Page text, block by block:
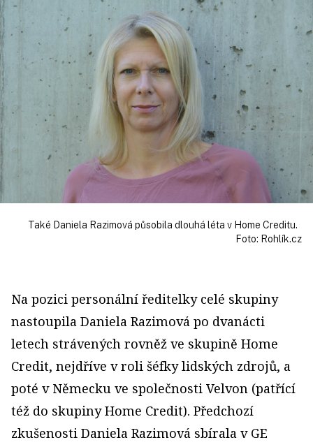
Také Daniela Razimová působila dlouhá léta v Home Creditu.
Foto: Rohlík.cz
Na pozici personální ředitelky celé skupiny
nastoupila Daniela Razimová po dvanácti
letech strávených rovněž ve skupině Home
Credit, nejdříve v roli šéfky lidských zdrojů, a
poté v Německu ve společnosti Velvon (patřící
též do skupiny Home Credit). Předchozí
zkušenosti Daniela Razimová sbírala v GE